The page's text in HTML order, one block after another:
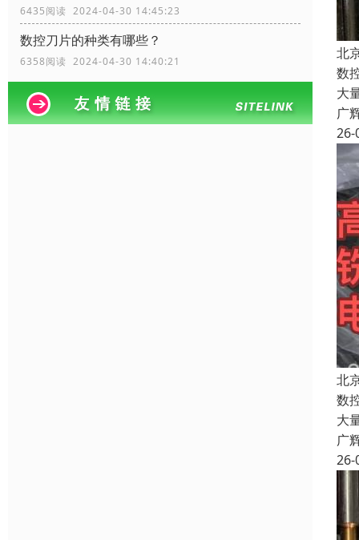
6435阅读 2024-04-30 14:45:23
数控刀片的种类有哪些？
6358阅读 2024-04-30 14:40:21
北
数
大
广
26-
北
数
大
广
26-